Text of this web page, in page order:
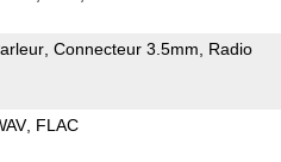
Connecteur 3.5mm
Radio
FLAC